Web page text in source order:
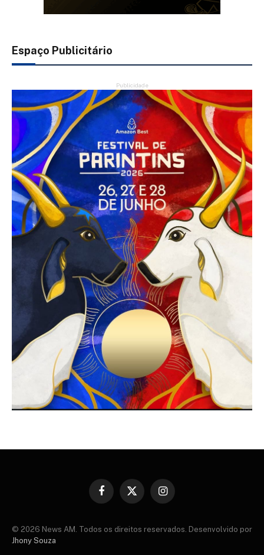
Espaço Publicitário
Publicidade
Facebook
X
Instagram
© 2026 News AM. Todos os direitos reservados. Desenvolvido por
Jhony Souza